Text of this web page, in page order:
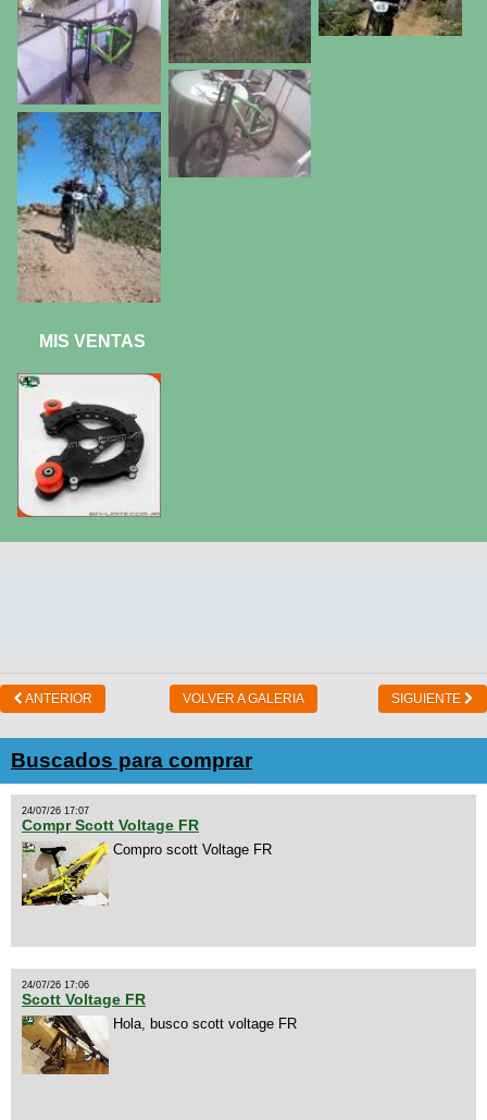
MIS VENTAS
ANTERIOR VOLVER A GALERIA SIGUIENTE
Buscados para comprar
24/07/26 17:07
Compr Scott Voltage FR
Compro scott Voltage FR
24/07/26 17:06
Scott Voltage FR
Hola, busco scott voltage FR